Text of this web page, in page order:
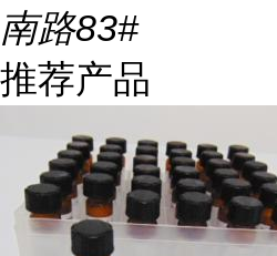
南路83#
推荐产品